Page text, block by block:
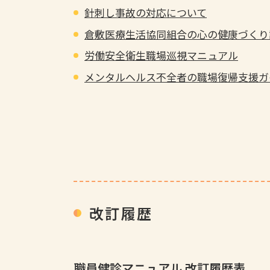
針刺し事故の対応について
倉敷医療生活協同組合の心の健康づく
労働安全衛生職場巡視マニュアル
メンタルヘルス不全者の職場復帰支援
改訂履歴